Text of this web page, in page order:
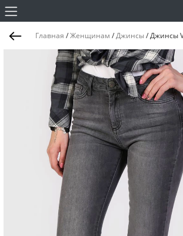
Главная /Женщинам /Джинсы/Джинсы